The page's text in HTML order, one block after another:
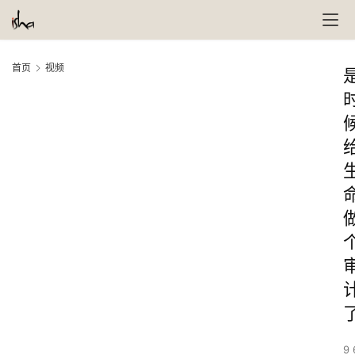
首页 视频
9